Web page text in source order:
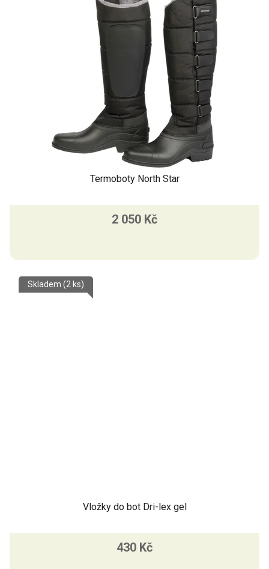
Termoboty North Star
2 050 Kč
Vložky do bot Dri-lex gel
Skladem (2 ks)
430 Kč